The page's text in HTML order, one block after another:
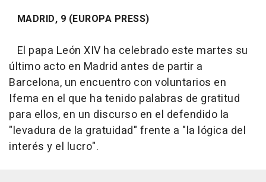
MADRID, 9 (EUROPA PRESS)
El papa León XIV ha celebrado este martes su
último acto en Madrid antes de partir a
Barcelona, un encuentro con voluntarios en
Ifema en el que ha tenido palabras de gratitud
para ellos, en un discurso en el defendido la
"levadura de la gratuidad" frente a "la lógica del
interés y el lucro".